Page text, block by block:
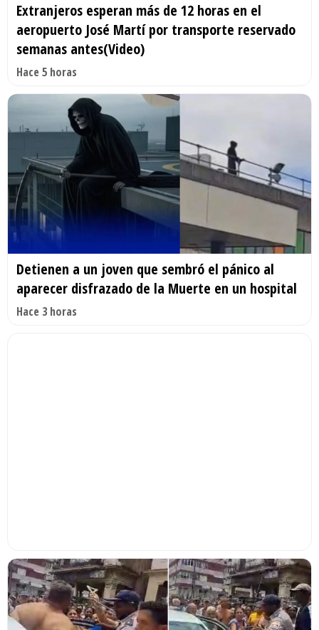
Extranjeros esperan más de 12 horas en el
aeropuerto José Martí por transporte reservado
semanas antes(Video)
Hace 5 horas
Detienen a un joven que sembró el pánico al
aparecer disfrazado de la Muerte en un hospital
Hace 3 horas